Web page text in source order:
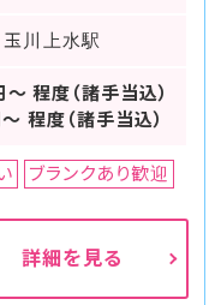
川上水駅
程度（諸手当込）
程度（諸手当込）
ブランクあり歓迎
詳細を見る